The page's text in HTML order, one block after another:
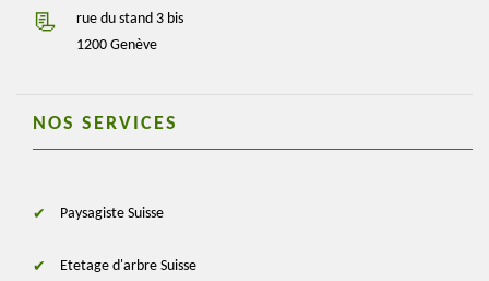
rue du stand 3 bis
1200 Genève
NOS SERVICES
Paysagiste Suisse
Etetage d'arbre Suisse